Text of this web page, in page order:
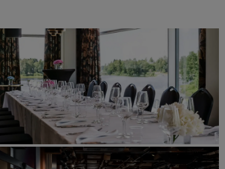
Reiseziele
Resorts
Serviced Apartments
Flughafenhotels
Neue und geplante Hotels
Tagungen und
Veranstaltungen